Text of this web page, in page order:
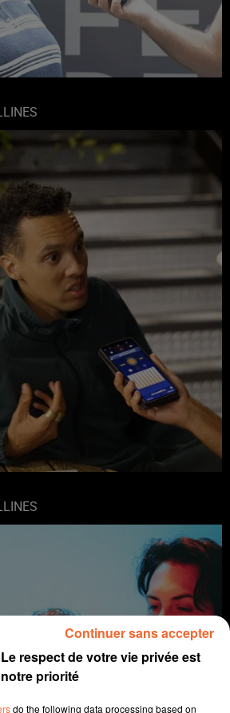
Le respect de votre vie privée est
notre priorité
do the following data processing based on
Continuer sans accepter